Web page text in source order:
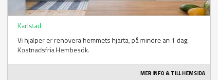
Karlstad
Vi hjälper er renovera hemmets hjärta, på mindre än 1 dag.
Kostnadsfria Hembesök.
MER INFO & TILL HEMSIDA